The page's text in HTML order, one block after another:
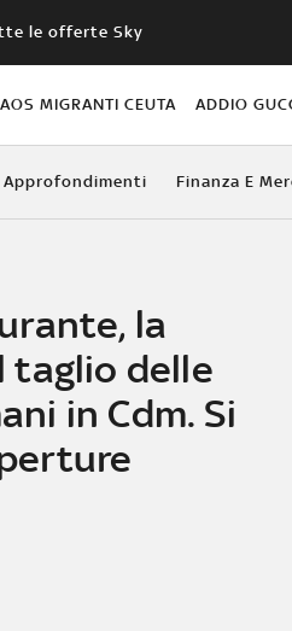
le offerte Sky
MIGRANTI CEUTA ADDIO
Approfondimenti Finanza E
la
taglio delle
in Cdm. Si